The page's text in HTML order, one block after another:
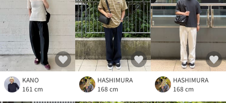
KANO
161 cm
HASHIMURA
168 cm
HASHIMURA
168 cm